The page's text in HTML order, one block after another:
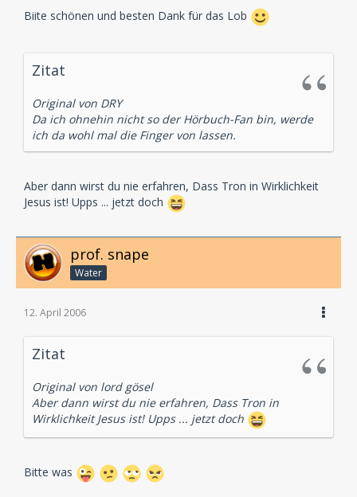
Biite schönen und besten Dank für das Lob
Zitat
Original von DRY
Da ich ohnehin nicht so der Hörbuch-Fan bin, werde
ich da wohl mal die Finger von lassen.
Aber dann wirst du nie erfahren, Dass Tron in Wirklichkeit
Jesus ist! Upps ... jetzt doch
prof. snape
Water
12. April 2006
Zitat
Original von lord gösel
Aber dann wirst du nie erfahren, Dass Tron in
Wirklichkeit Jesus ist! Upps ... jetzt doch
Bitte was